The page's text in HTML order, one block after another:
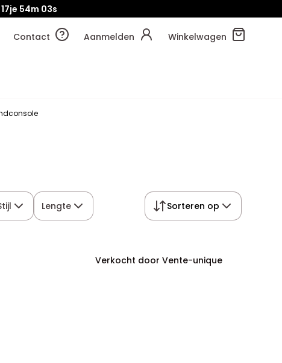
17je 54m 02s
Contact Aanmelden Winkelwagen
Lengte Sorteren op
Verkocht door Vente-unique